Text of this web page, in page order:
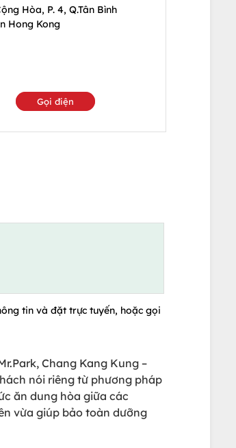
Hòa, P. 4, Q.Tân Bình
Hong Kong
Gọi điện
tin và đặt trực tuyến, hoặc gọi
Chang Kang Kung –
nói riêng từ phương pháp
ăn dung hòa giữa các
vừa giúp bảo toàn dưỡng